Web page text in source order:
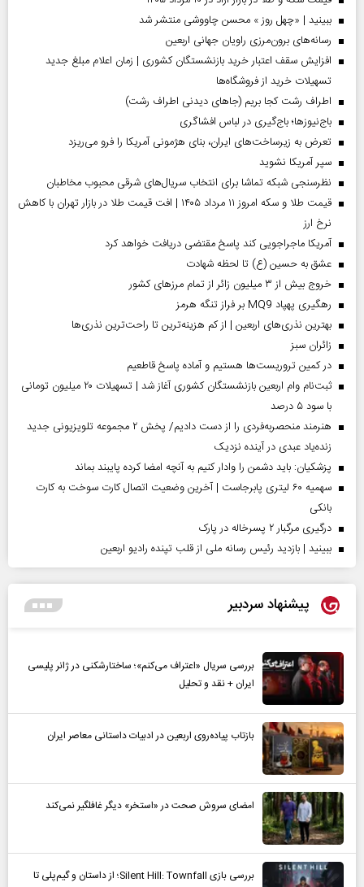
ببینید | «چهل روز » محسن چاووشی منتشر شد
رسانه‌های برون‌مرزی راویان جهانی اربعین
افزایش سقف اعتبار خرید بازنشستگان کشوری | زمان اعلام مبلغ جدید
تسهیلات خرید از فروشگاه‌ها
اطراف رشت کجا بریم (جاهای دیدنی اطراف رشت)
باج‌نیوزها؛ باج‌گیری در لباس افشاگری
تعرض به زیرساخت‌های ایران، بنای هژمونی آمریکا را فرو می‌ریزد
سپر آمریکا نشوید
نظرسنجی شبکه تماشا برای انتخاب سریال‌های شرقی محبوب مخاطبان
قیمت طلا و سکه امروز ۱۱ مرداد ۱۴۰۵ | افت قیمت طلا در بازار تهران با کاهش
نرخ ارز
آمریکا ماجراجویی کند پاسخ مقتضی دریافت خواهد کرد
عشق به حسین (ع) تا لحظه شهادت
خروج بیش از ۳ میلیون زائر از تمام مرز‌های کشور
رهگیری پهپاد MQ9 بر فراز تنگه هرمز
بهترین نذری‌های اربعین | از کم هزینه‌ترین تا راحت‌ترین نذری‌ها
‌زائران سبز
در کمین تروریست‌ها هستیم و آماده پاسخ قاطعیم
ثبت‌نام وام اربعین بازنشستگان کشوری آغاز شد | تسهیلات ۲۰ میلیون تومانی
با سود ۵ درصد
هنرمند منحصر‌به‌فردی را از دست دادیم/ پخش ۲ مجموعه تلویزیونی جدید
زنده‌یاد عبدی در آینده نزدیک
پزشکیان: باید دشمن را وادار کنیم به آنچه امضا کرده پایبند بماند
سهمیه ۶۰ لیتری پابرجاست | آخرین وضعیت اتصال کارت سوخت به کارت
بانکی
درگیری مرگبار ۲ پسرخاله در پارک
ببینید | بازدید رئیس رسانه ملی از قلب تپنده رادیو اربعین
پیشنهاد سردبیر
بررسی سریال «اعتراف می‌کنم»؛ ساختارشکنی در ژانر پلیسی
ایران + نقد و تحلیل
بازتاب پیاده‌روی اربعین در ادبیات داستانی معاصر ایران
امضای سروش صحت در «استخر» دیگر غافلگیر نمی‌کند
بررسی بازی Silent Hill: Townfall؛ از داستان و گیم‌پلی تا